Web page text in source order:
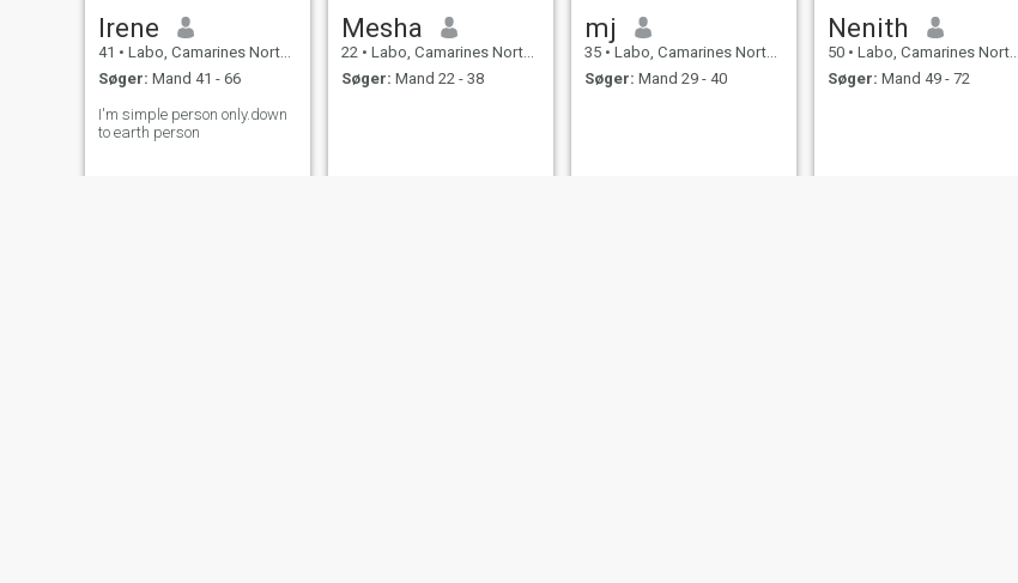
Irene
41 • Labo, Camarines Norte, Filippinerne
Søger: Mand 41 - 66
I'm simple person only.down
to earth person
Mesha
22 • Labo, Camarines Norte, Filippinerne
Søger: Mand 22 - 38
mj
35 • Labo, Camarines Norte, Filippinerne
Søger: Mand 29 - 40
Nenith
50 • Labo, Camarines Norte, Filippinerne
Søger: Mand 49 - 72